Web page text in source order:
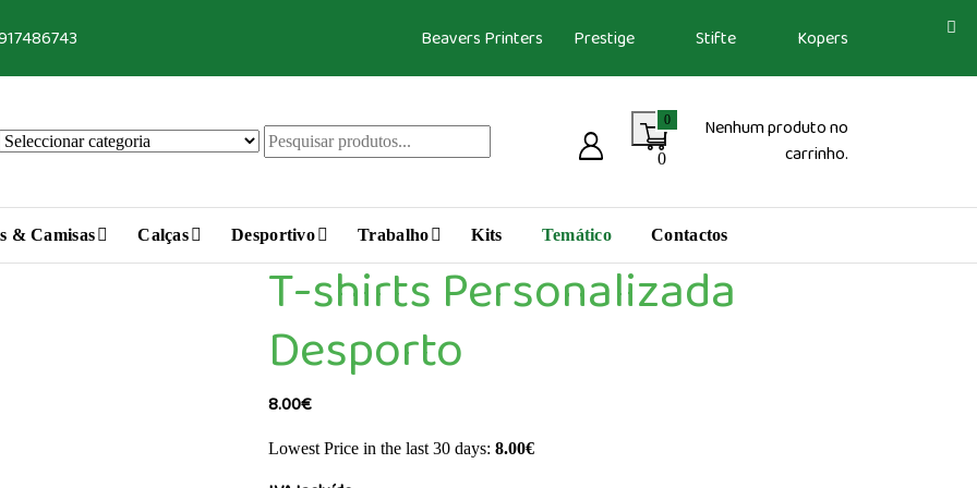
Beavers Printers Prestige Stifte Kopers
0
0
Nenhum produto no
carrinho.
& Camisas Calças Desportivo Trabalho Kits Temático Contactos
T-shirts Personalizada
Desporto
8.00€
Lowest Price in the last 30 days:8.00€